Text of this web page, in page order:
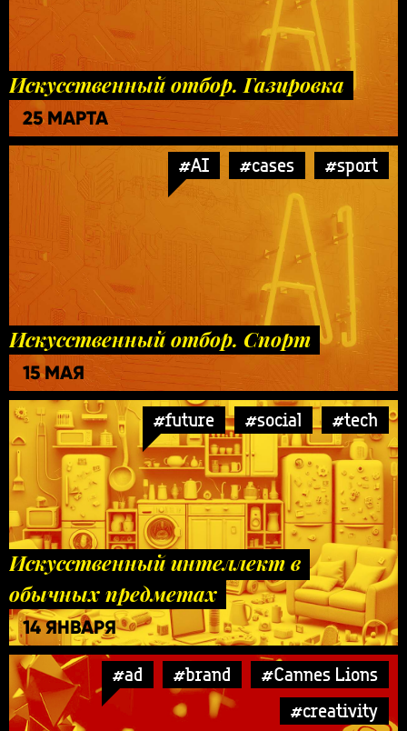
Искусственный отбор. Газировка
25 МАРТА
#AI #cases #sport
Искусственный отбор. Спорт
15 МАЯ
#future #social #tech
Искусственный интеллект в
обычных предметах
14 ЯНВАРЯ
#ad #brand
#Cannes Lions
#creativity